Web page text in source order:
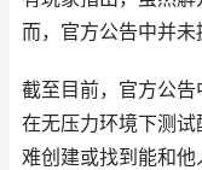
而，官方公告中并
截至目前，官方公告
在无压力环境下测
难创建或找到能和